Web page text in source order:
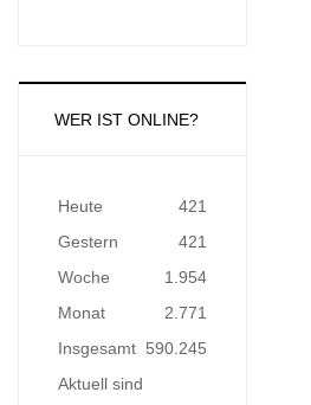
WER IST ONLINE?
Heute
421
Gestern
421
Woche
1.954
Monat
2.771
Insgesamt 590.245
Aktuell sind